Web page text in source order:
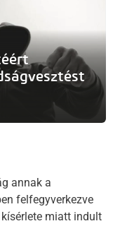
annak a
felfegyverkezve
miatt indult